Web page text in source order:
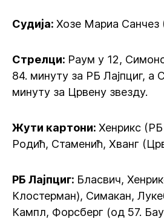
Судија: Хозе Мариа Санчез
Стрелци: Раум у 12,
84. минуту за РБ Лајпциг, а
минуту за Црвену звезду.
Жути картони: Хенрикс (РБ
Родић, Стаменић, Хванг
РБ Лајпциг: Бласвич,
Клостерман), Симакан,
Кампл, Форсберг (од 57.